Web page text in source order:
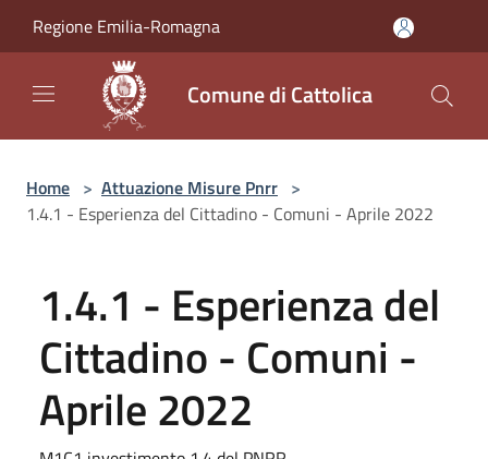
Regione Emilia-Romagna
Comune di Cattolica
Home > Attuazione Misure Pnrr >
1.4.1 - Esperienza del Cittadino - Comuni - Aprile 2022
1.4.1 - Esperienza del
Cittadino - Comuni -
Aprile 2022